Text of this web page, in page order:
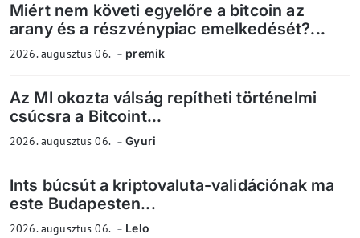
Miért nem követi egyelőre a bitcoin az
arany és a részvénypiac emelkedését?...
2026. augusztus 06. premik
Az MI okozta válság repítheti történelmi
csúcsra a Bitcoint...
2026. augusztus 06. Gyuri
Ints búcsút a kriptovaluta-validációnak ma
este Budapesten...
2026. augusztus 06. Lelo